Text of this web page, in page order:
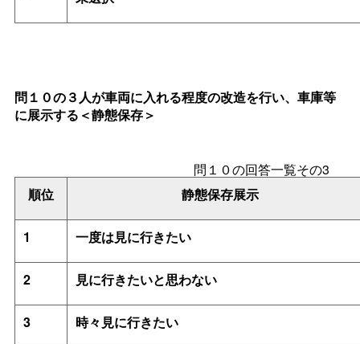
問１０の３人が車両に入れる程度の改造を行い、車庫等
に展示する＜静態保存＞
順位 静態保存展示
問１０の回答一覧その3
1 一度は見に行きたい
2 見に行きたいと思わない
3 時々見に行きたい